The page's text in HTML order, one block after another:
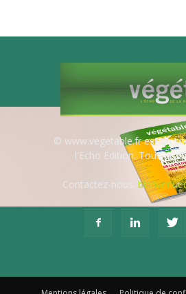
© www.vegetable.fr est un
l'Echo Edition. Tous
Contactez-nous: